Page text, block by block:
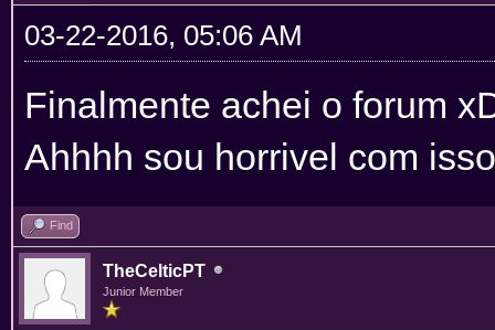
03-22-2016, 05:06 AM
Finalmente achei o forum
Ahhhh sou horrivel com
Find
TheCelticPT
Junior Member